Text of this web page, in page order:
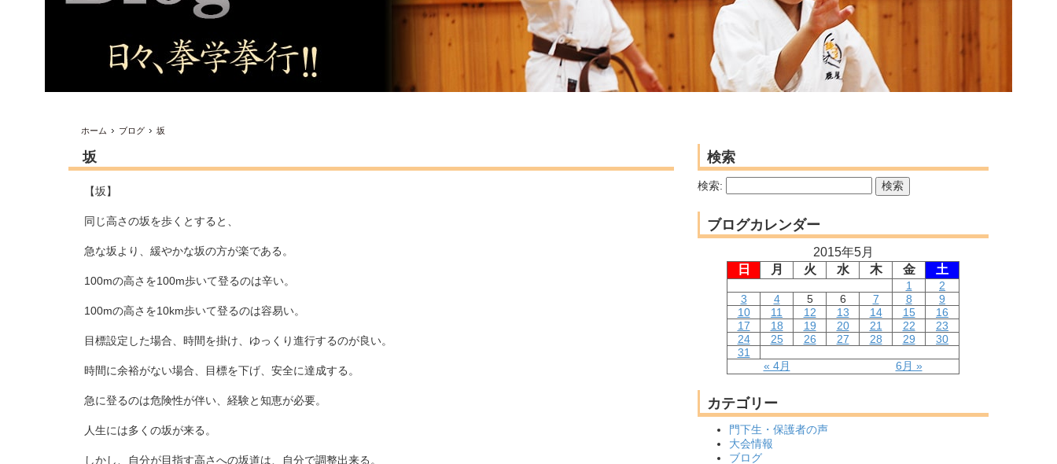
ホーム ブログ 坂
坂
【坂】
同じ高さの坂を歩くとすると、
急な坂より、緩やかな坂の方が楽である。
100mの高さを100m歩いて登るのは辛い。
100mの高さを10km歩いて登るのは容易い。
目標設定した場合、時間を掛け、ゆっくり進行するのが良い。
時間に余裕がない場合、目標を下げ、安全に達成する。
急に登るのは危険性が伴い、経験と知恵が必要。
人生には多くの坂が来る。
しかし、自分が目指す高さへの坂道は、自分で調整出来る。
検索
検索:
ブログカレンダー
2015年5月
日
月 火 水 木 金 土
« 4月 6月 »
1
2
3
4 5 6 7 8
9
10
11 12 13 14 15
16
17
18 19 20 21 22
23
24
25 26 27 28 29
30
31
カテゴリー
門下生・保護者の声
大会情報
ブログ